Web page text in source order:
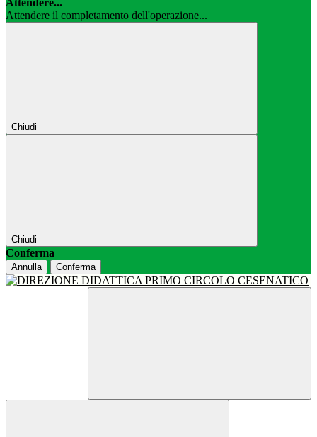
Attendere...
Attendere il completamento dell'operazione...
Chiudi
Chiudi
Conferma
Annulla Conferma